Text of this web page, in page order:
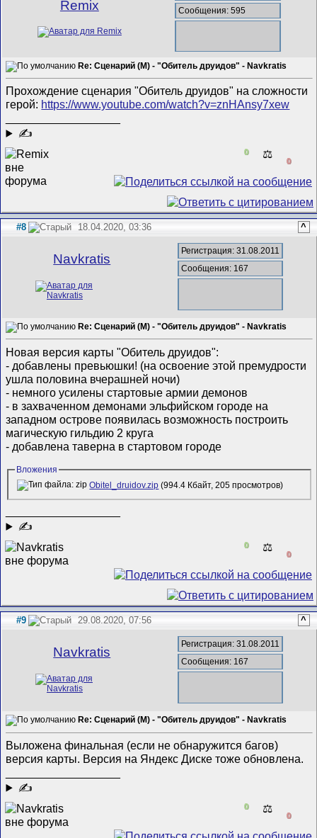
Remix
Сообщения: 595
Re: Сценарий (M) - "Обитель друидов" - Navkratis
Прохождение сценария "Обитель друидов" на сложности
герой: https://www.youtube.com/watch?v=znHAnsy7xew
✍
0 ⚖️
0
#8 18.04.2020, 03:36 ^
Navkratis
Регистрация: 31.08.2011
Сообщения: 167
Re: Сценарий (M) - "Обитель друидов" - Navkratis
Новая версия карты "Обитель друидов":
- добавлены превьюшки! (на освоение этой премудрости
ушла половина вчерашней ночи)
- немного усилены стартовые армии демонов
- в захваченном демонами эльфийском городе на
западном острове появилась возможность построить
магическую гильдию 2 круга
- добавлена таверна в стартовом городе
Вложения
Obitel_druidov.zip (994.4 Кбайт, 205 просмотров)
✍
0 ⚖️
0
#9 29.08.2020, 07:56 ^
Navkratis
Регистрация: 31.08.2011
Сообщения: 167
Re: Сценарий (M) - "Обитель друидов" - Navkratis
Выложена финальная (если не обнаружится багов)
версия карты. Версия на Яндекс Диске тоже обновлена.
✍
0 ⚖️
0